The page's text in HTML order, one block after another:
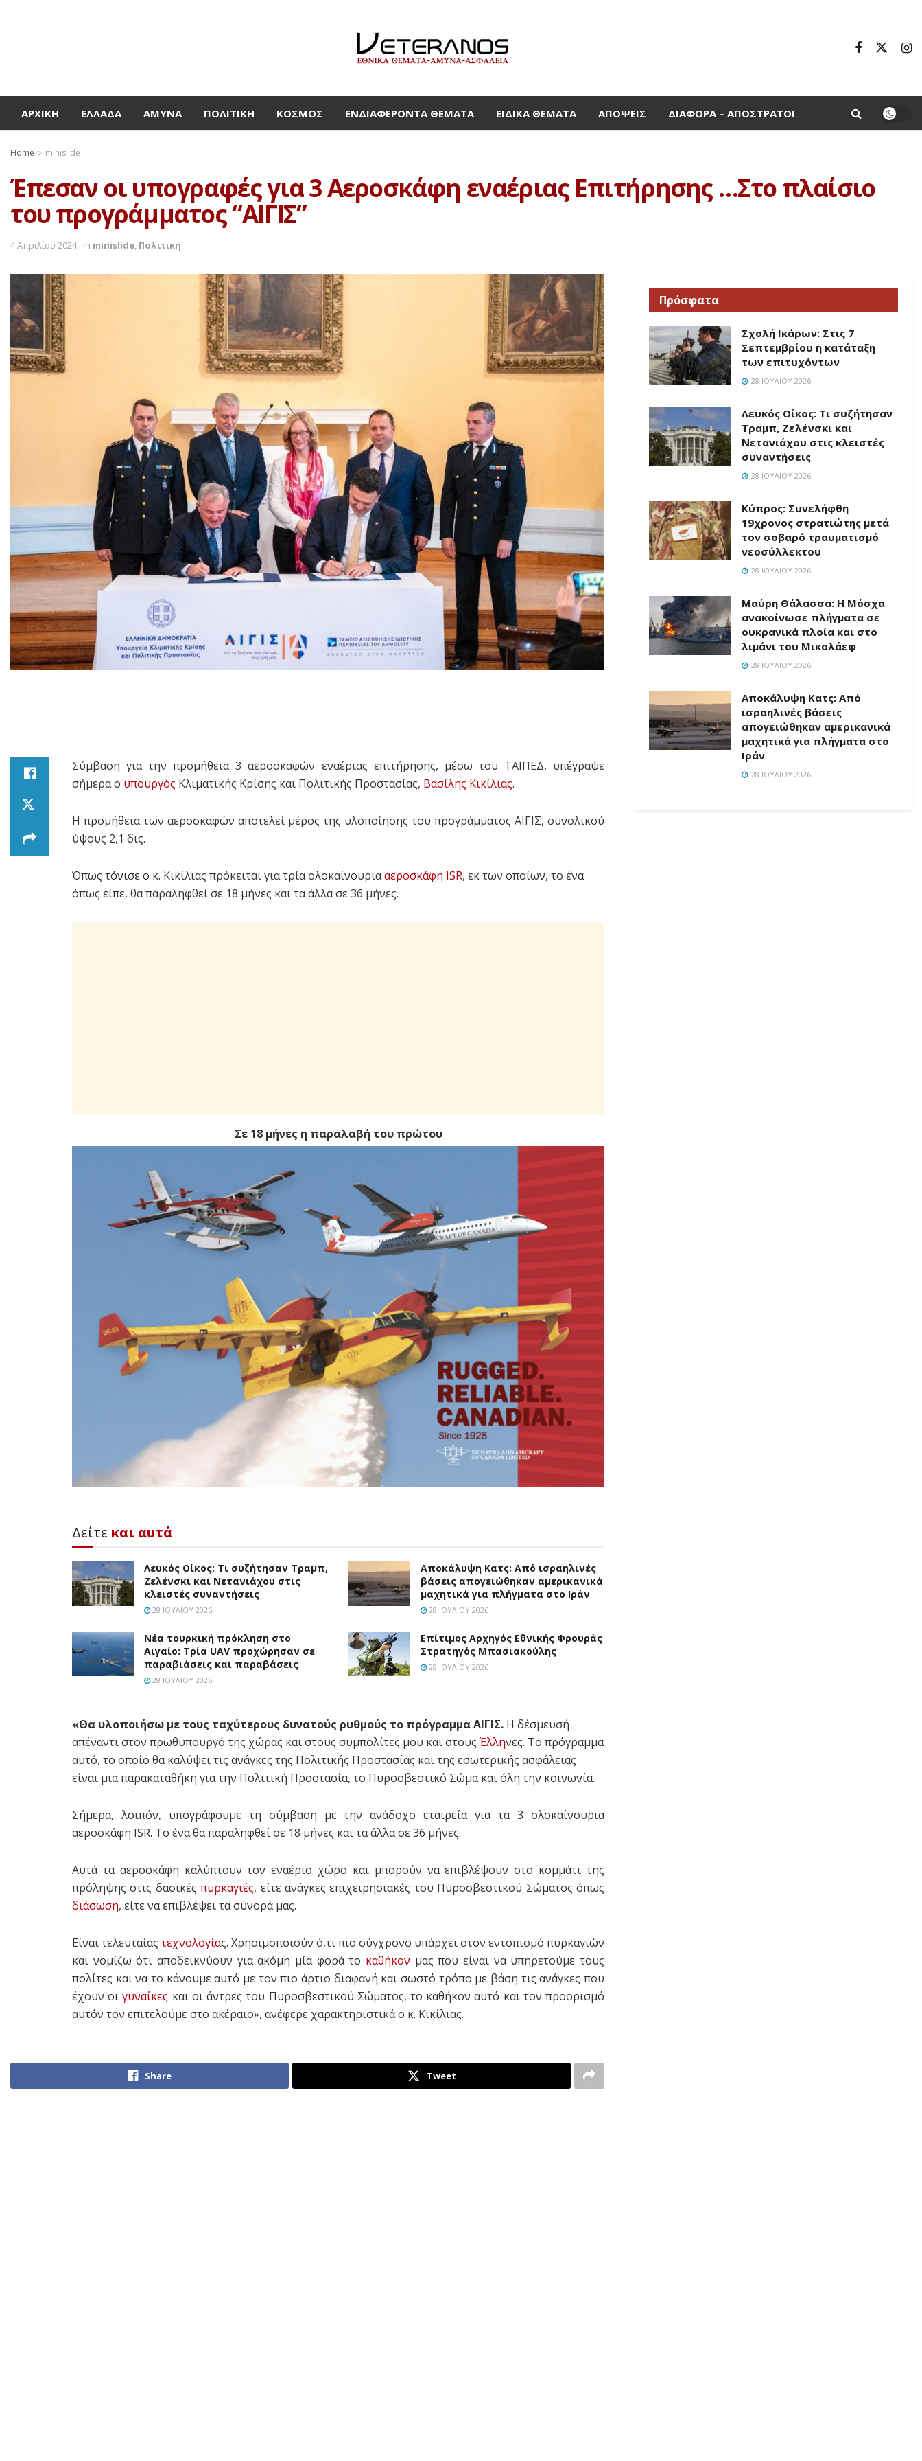
ΑΡΧΙΚΉ ΕΛΛΆΔΑ ΆΜΥΝΑ ΠΟΛΙΤΙΚΉ ΚΌΣΜΟΣ ΕΝΔΙΑΦΈΡΟΝΤΑ ΘΈΜΑΤΑ ΕΙΔΙΚΆ ΘΈΜΑΤΑ ΑΠΌΨΕΙΣ ΔΙΆΦΟΡΑ – ΑΠΌΣΤΡΑΤΟΙ
Home minislide
Έπεσαν οι υπογραφές για 3 Αεροσκάφη εναέριας Επιτήρησης …Στο πλαίσιο
του προγράμματος “ΑΙΓΙΣ”
4 Απριλίου 2024 in minislide, Πολιτική
Σύμβαση για την προμήθεια 3 αεροσκαφών εναέριας επιτήρησης, μέσω του ΤΑΙΠΕΔ, υπέγραψε
σήμερα ο υπουργός Κλιματικής Κρίσης και Πολιτικής Προστασίας, Βασίλης Κικίλιας.
Η προμήθεια των αεροσκαφών αποτελεί μέρος της υλοποίησης του προγράμματος ΑΙΓΙΣ, συνολικού
ύψους 2,1 δις.
Όπως τόνισε ο κ. Κικίλιας πρόκειται για τρία ολοκαίνουριααεροσκάφη ISR, εκ των οποίων, το ένα
όπως είπε, θα παραληφθεί σε 18 μήνες και τα άλλα σε 36 μήνες.
Σε 18 μήνες η παραλαβή του πρώτου
Δείτε και αυτά
Λευκός Οίκος: Τι συζήτησαν Τραμπ,
Ζελένσκι και Νετανιάχου στις
κλειστές συναντήσεις
28 ΙΟΥΛΊΟΥ 2026
Αποκάλυψη Κατς: Από ισραηλινές
βάσεις απογειώθηκαν αμερικανικά
μαχητικά για πλήγματα στο Ιράν
28 ΙΟΥΛΊΟΥ 2026
Νέα τουρκική πρόκληση στο
Αιγαίο: Τρία UAV προχώρησαν σε
παραβιάσεις και παραβάσεις
28 ΙΟΥΛΊΟΥ 2026
Επίτιμος Αρχηγός Εθνικής Φρουράς
Στρατηγός Μπασιακούλης
28 ΙΟΥΛΊΟΥ 2026
«Θα υλοποιήσω με τους ταχύτερους δυνατούς ρυθμούς το πρόγραμμα ΑΙΓΙΣ. Η δέσμευσή
απέναντι στον πρωθυπουργό της χώρας και στους συμπολίτες μου και στους Έλληνες. Το πρόγραμμα
αυτό, το οποίο θα καλύψει τις ανάγκες της Πολιτικής Προστασίας και της εσωτερικής ασφάλειας
είναι μια παρακαταθήκη για την Πολιτική Προστασία, το Πυροσβεστικό Σώμα και όλη την κοινωνία.
Σήμερα, λοιπόν, υπογράφουμε τη σύμβαση με την ανάδοχο εταιρεία για τα 3 ολοκαίνουρια
αεροσκάφη ISR. Το ένα θα παραληφθεί σε 18 μήνες και τα άλλα σε 36 μήνες.
Αυτά τα αεροσκάφη καλύπτουν τον εναέριο χώρο και μπορούν να επιβλέψουν στο κομμάτι της
πρόληψης στις δασικέςπυρκαγιές, είτε ανάγκες επιχειρησιακές του Πυροσβεστικού Σώματος όπως
διάσωση, είτε να επιβλέψει τα σύνορά μας.
Είναι τελευταίας τεχνολογίας. Χρησιμοποιούν ό,τι πιο σύγχρονο υπάρχει στον εντοπισμό πυρκαγιών
και νομίζω ότι αποδεικνύουν για ακόμη μία φορά το καθήκον μας που είναι να υπηρετούμε τους
πολίτες και να το κάνουμε αυτό με τον πιο άρτιο διαφανή και σωστό τρόπο με βάση τις ανάγκες που
έχουν οιγυναίκες και οι άντρες του Πυροσβεστικού Σώματος, το καθήκον αυτό και τον προορισμό
αυτόν τον επιτελούμε στο ακέραιο», ανέφερε χαρακτηριστικά ο κ. Κικίλιας.
Share Tweet
Πρόσφατα
Σχολή Ικάρων: Στις 7
Σεπτεμβρίου η κατάταξη
των επιτυχόντων
28 ΙΟΥΛΊΟΥ 2026
Λευκός Οίκος: Τι συζήτησαν
Τραμπ, Ζελένσκι και
Νετανιάχου στις κλειστές
συναντήσεις
28 ΙΟΥΛΊΟΥ 2026
Κύπρος: Συνελήφθη
19χρονος στρατιώτης μετά
τον σοβαρό τραυματισμό
νεοσύλλεκτου
28 ΙΟΥΛΊΟΥ 2026
Μαύρη Θάλασσα: Η Μόσχα
ανακοίνωσε πλήγματα σε
ουκρανικά πλοία και στο
λιμάνι του Μικολάεφ
28 ΙΟΥΛΊΟΥ 2026
Αποκάλυψη Κατς: Από
ισραηλινές βάσεις
απογειώθηκαν αμερικανικά
μαχητικά για πλήγματα στο
Ιράν
28 ΙΟΥΛΊΟΥ 2026